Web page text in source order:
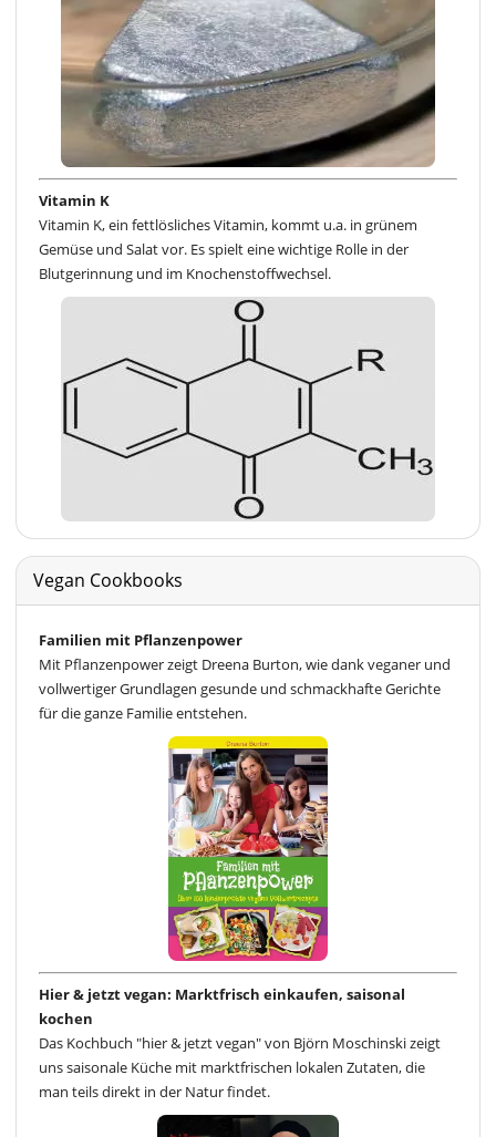
Vitamin K
Vitamin K, ein fettlösliches Vitamin, kommt u.a. in grünem
Gemüse und Salat vor. Es spielt eine wichtige Rolle in der
Blutgerinnung und im Knochenstoffwechsel.
Vegan Cookbooks
Familien mit Pflanzenpower
Mit Pflanzenpower zeigt Dreena Burton, wie dank veganer und
vollwertiger Grundlagen gesunde und schmackhafte Gerichte
für die ganze Familie entstehen.
Hier & jetzt vegan: Marktfrisch einkaufen, saisonal
kochen
Das Kochbuch "hier & jetzt vegan" von Björn Moschinski zeigt
uns saisonale Küche mit marktfrischen lokalen Zutaten, die
man teils direkt in der Natur findet.